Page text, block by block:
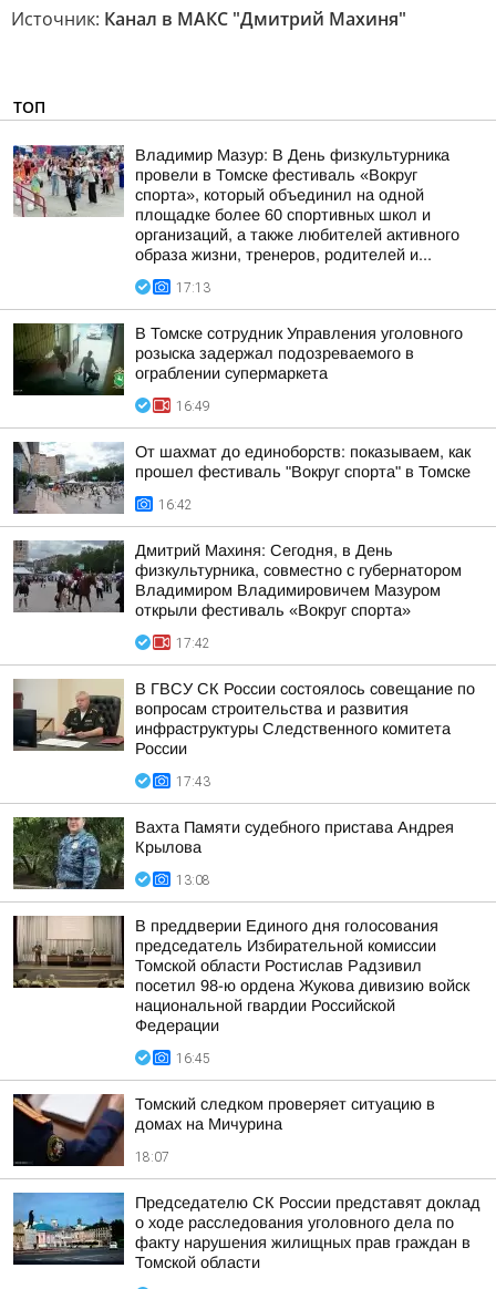
Источник: Канал в МАКС "Дмитрий Махиня"
ТОП
Владимир Мазур: В День физкультурника
провели в Томске фестиваль «Вокруг
спорта», который объединил на одной
площадке более 60 спортивных школ и
организаций, а также любителей активного
образа жизни, тренеров, родителей и...
17:13
В Томске сотрудник Управления уголовного
розыска задержал подозреваемого в
ограблении супермаркета
16:49
От шахмат до единоборств: показываем, как
прошел фестиваль "Вокруг спорта" в Томске
16:42
Дмитрий Махиня: Сегодня, в День
физкультурника, совместно с губернатором
Владимиром Владимировичем Мазуром
открыли фестиваль «Вокруг спорта»
17:42
В ГВСУ СК России состоялось совещание по
вопросам строительства и развития
инфраструктуры Следственного комитета
России
17:43
Вахта Памяти судебного пристава Андрея
Крылова
13:08
В преддверии Единого дня голосования
председатель Избирательной комиссии
Томской области Ростислав Радзивил
посетил 98-ю ордена Жукова дивизию войск
национальной гвардии Российской
Федерации
16:45
Томский следком проверяет ситуацию в
домах на Мичурина
18:07
Председателю СК России представят доклад
о ходе расследования уголовного дела по
факту нарушения жилищных прав граждан в
Томской области